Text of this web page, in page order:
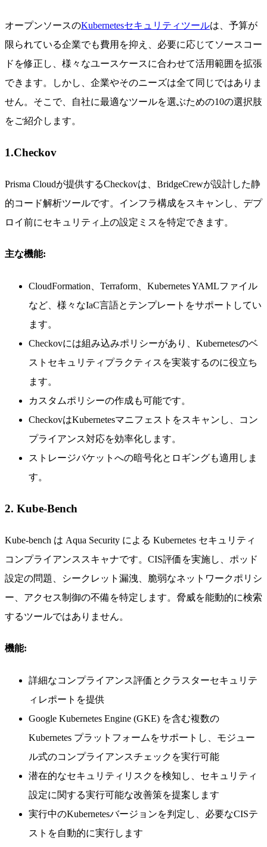
オープンソースのKubernetesセキュリティツールは、予算が
限られている企業でも費用を抑え、必要に応じてソースコー
ドを修正し、様々なユースケースに合わせて活用範囲を拡張
できます。しかし、企業やそのニーズは全て同じではありま
せん。そこで、自社に最適なツールを選ぶための10の選択肢
をご紹介します。
1.Checkov
Prisma Cloudが提供するCheckovは、BridgeCrewが設計した静
的コード解析ツールです。インフラ構成をスキャンし、デプ
ロイ前にセキュリティ上の設定ミスを特定できます。
主な機能:
CloudFormation、Terraform、Kubernetes YAMLファイル
など、様々なIaC言語とテンプレートをサポートしてい
ます。
Checkovには組み込みポリシーがあり、Kubernetesのベ
ストセキュリティプラクティスを実装するのに役立ち
ます。
カスタムポリシーの作成も可能です。
CheckovはKubernetesマニフェストをスキャンし、コン
プライアンス対応を効率化します。
ストレージバケットへの暗号化とロギングも適用しま
す。
2. Kube-Bench
Kube-bench は Aqua Security による Kubernetes セキュリティ
コンプライアンススキャナです。CIS評価を実施し、ポッド
設定の問題、シークレット漏洩、脆弱なネットワークポリシ
ー、アクセス制御の不備を特定します。脅威を能動的に検索
するツールではありません。
機能:
詳細なコンプライアンス評価とクラスターセキュリテ
ィレポートを提供
Google Kubernetes Engine (GKE) を含む複数の
Kubernetes プラットフォームをサポートし、モジュー
ル式のコンプライアンスチェックを実行可能
潜在的なセキュリティリスクを検知し、セキュリティ
設定に関する実行可能な改善策を提案します
実行中のKubernetesバージョンを判定し、必要なCISテ
ストを自動的に実行します